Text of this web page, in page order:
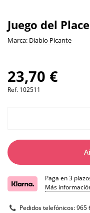
Juego del
Marca: Diablo Picante
23,70 €
Ref. 102511
Paga en 3
Más
Pedidos telefónicos:965